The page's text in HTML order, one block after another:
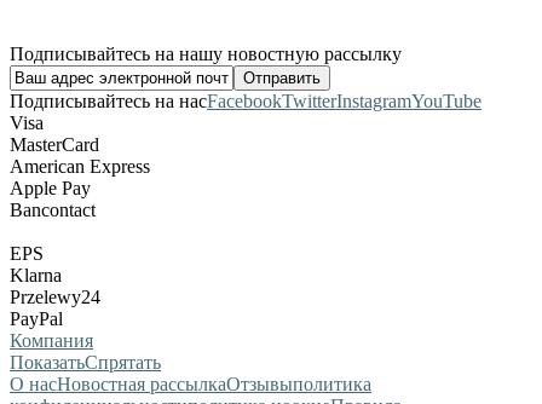
Подписывайтесь на нашу новостную рассылку
Подписывайтесь на насFacebookTwitterInstagramYouTube
Visa
MasterCard
American Express
Apple Pay
Bancontact
EPS
Klarna
Przelewy24
PayPal
Компания
ПоказатьСпрятать
О насНовостная рассылкаОтзывыполитика